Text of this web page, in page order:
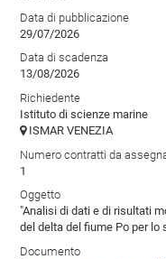
Data di pubblicazione
29/07/2026
Data di scadenza
13/08/2026
Richiedente
Istituto di scienze marine
ISMAR VENEZIA
Numero contratti da
1
Oggetto
"Analisi di dati e di risultati
del delta del fiume Po per
Documento